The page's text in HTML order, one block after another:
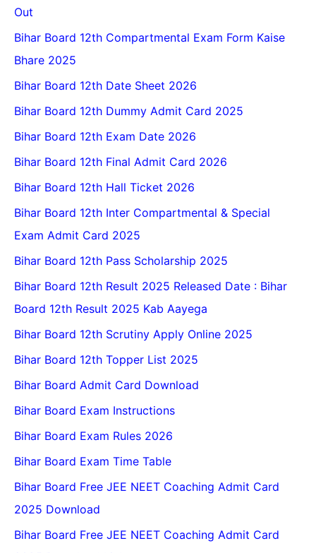
Out
Bihar Board 12th Compartmental Exam Form Kaise
Bhare 2025
Bihar Board 12th Date Sheet 2026
Bihar Board 12th Dummy Admit Card 2025
Bihar Board 12th Exam Date 2026
Bihar Board 12th Final Admit Card 2026
Bihar Board 12th Hall Ticket 2026
Bihar Board 12th Inter Compartmental & Special
Exam Admit Card 2025
Bihar Board 12th Pass Scholarship 2025
Bihar Board 12th Result 2025 Released Date : Bihar
Board 12th Result 2025 Kab Aayega
Bihar Board 12th Scrutiny Apply Online 2025
Bihar Board 12th Topper List 2025
Bihar Board Admit Card Download
Bihar Board Exam Instructions
Bihar Board Exam Rules 2026
Bihar Board Exam Time Table
Bihar Board Free JEE NEET Coaching Admit Card
2025 Download
Bihar Board Free JEE NEET Coaching Admit Card